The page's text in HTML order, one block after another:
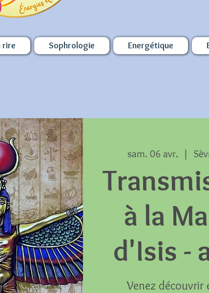
sam. 06 avr.
  |
à la
d'Isis -
Venez découvrir
rire Sophrologie Energétique